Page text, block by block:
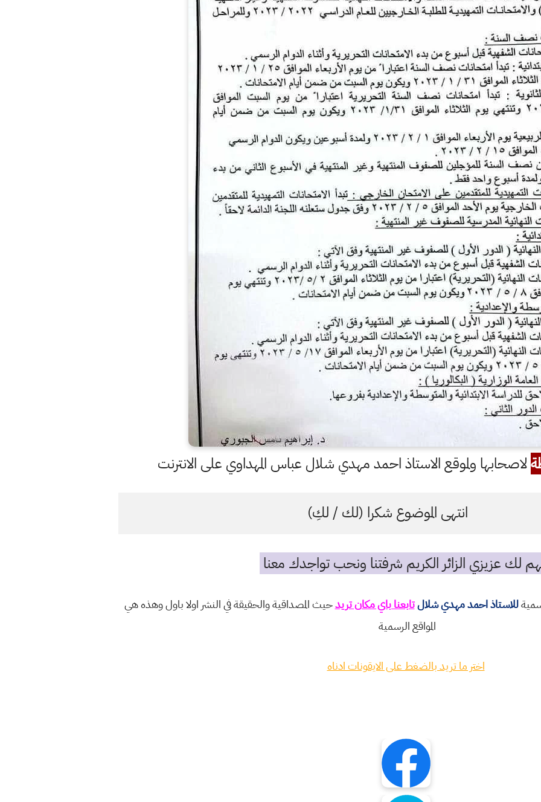
لاصحابها ولموقع الاستاذ احمد مهدي شلال عباس المهداوي على الانترنت
انتهى الموضوع شكرا (لك / لكِ)
لك عزيزي الزائر الكريم شرفتنا ونحب تواجدك معنا
للاستاذ احمد مهدي شلالتابعنا باي مكان تريدحيث المصداقية والحقيقة في النشر اولا باول وهذه هي
المواقع الرسمية
اختر ما تريد بالضغط على الايقونات ادناه